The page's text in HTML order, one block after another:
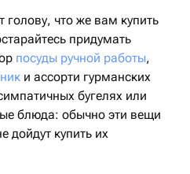
что же вам купить
придумать
посуды ручной работы,
и ассорти гурманских
бугелях или
блюда: обычно эти вещи
дойдут купить их